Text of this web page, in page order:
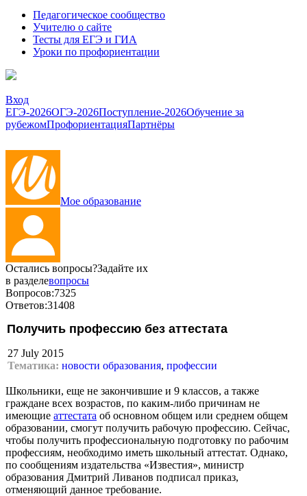
Педагогическое сообщество
Учителю о сайте
Тесты для ЕГЭ и ГИА
Уроки по профориентации
Вход
ЕГЭ-2026ОГЭ-2026Поступление-2026Обучение за
рубежомПрофориентацияПартнёры
Мое образование
Остались вопросы?Задайте их
в разделевопросы
Вопросов:7325
Ответов:31408
Получить профессию без аттестата
27 July 2015
Тематика: новости образования, профессии
Школьники, еще не закончившие и 9 классов, а также
граждане всех возрастов, по каким-либо причинам не
имеющие аттестата об основном общем или среднем общем
образовании, смогут получить рабочую профессию. Сейчас,
чтобы получить профессиональную подготовку по рабочим
профессиям, необходимо иметь школьный аттестат. Однако,
по сообщениям издательства «Известия», министр
образования Дмитрий Ливанов подписал приказ,
отменяющий данное требование.